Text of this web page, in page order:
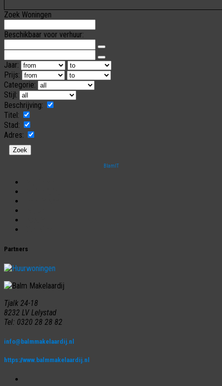
Zoek Woningen
Beschikbaar voor verhuur:
Jaar:
Prijs:
Categorie:
Stijl:
Beschrijving:
Titel:
Stad:
Adres:
BlamIT
Partners
Tjalk 24-18
8232 LV Lelystad
Tel: 0320 28 28 82
info@balmmakelaardij.nl
https://www.balmmakelaardij.nl